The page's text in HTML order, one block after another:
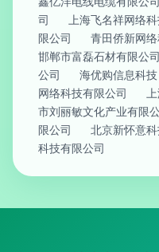
司
上海飞名祥网络
限公司
青田侨新网
邯郸市富磊石材有限公司
公司
海优购信息科
网络科技有限公司
市刘丽敏文化产业有限
限公司
北京新怀意
科技有限公司